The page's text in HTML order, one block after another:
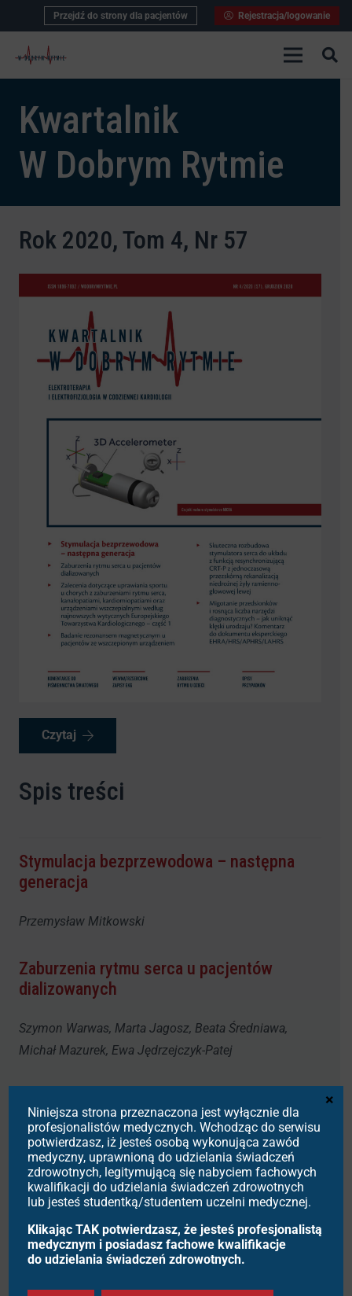
Przejdź do strony dla pacjentów Rejestracja/logowanie
Kwartalnik
W Dobrym Rytmie
Rok 2020, Tom 4, Nr 57
Czytaj
Spis treści
Stymulacja bezprzewodowa – następna
generacja
Przemysław Mitkowski
Zaburzenia rytmu serca u pacjentów
dializowanych
Szymon Warwas, Marta Jagosz, Beata Średniawa,
Michał Mazurek, Ewa Jędrzejczyk-Patej
u chorych z zaburzeniami rytmu serca,
kanałopatiami, kardiomiopatiami
oraz urządzeniami wszczepialnymi według
najnowszych wytycznych Europejskiego
Towarzystwa Kardiologicznego – część 1
Magdalena Bajer, Agnieszka Kotalczyk, Michał
Mazurek, Ewa Jędrzejczyk-Patej
Niniejsza strona przeznaczona jest wyłącznie dla
profesjonalistów medycznych. Wchodząc do serwisu
potwierdzasz, iż jesteś osobą wykonująca zawód
medyczny, uprawnioną do udzielania świadczeń
zdrowotnych, legitymującą się nabyciem fachowych
kwalifikacji do udzielania świadczeń zdrowotnych
lub jesteś studentką/studentem uczelni medycznej.
Klikając TAK potwierdzasz, że jesteś profesjonalistą
medycznym i posiadasz fachowe kwalifikacje
do udzielania świadczeń zdrowotnych.
×